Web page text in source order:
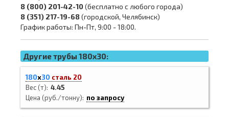
8 (800) 201-42-10(бесплатно с любого города)
8 (351) 217-19-68(городской, Челябинск)
График работы: Пн-Пт, 9:00 - 18:00.
Другие трубы 180x30:
180х30 сталь 20
Вес (т) 4.45
Цена (руб./тонну)
по запросу